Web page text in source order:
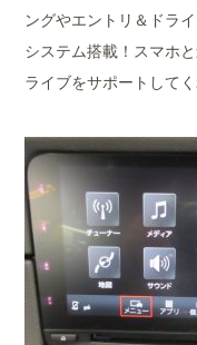
ングやエントリ＆ドラ
システム搭載！スマホ
ライブをサポートして